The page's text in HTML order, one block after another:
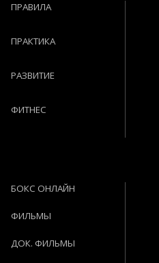
ПРАВИЛА
ПРАКТИКА
РАЗВИТИЕ
ФИТНЕС
БОКС ОНЛАЙН
ФИЛЬМЫ
ДОК. ФИЛЬМЫ